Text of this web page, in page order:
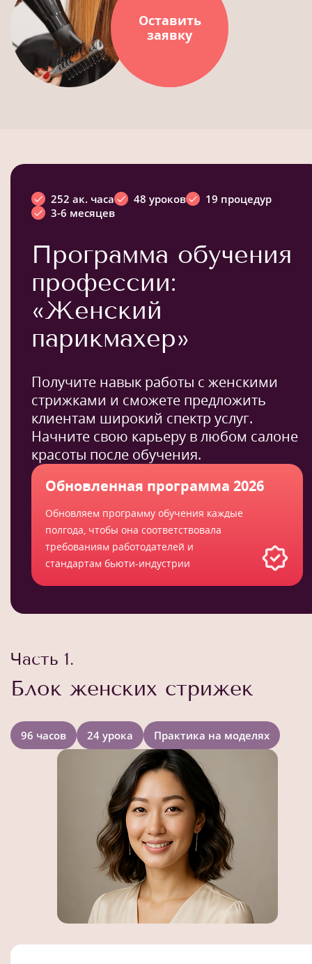
Оставить
заявку
252 ак. часа 48 уроков
19 процедур
3-6 месяцев
Программа обучения
профессии:
«Женский
парикмахер»
Получите навык работы с женскими
стрижками и сможете предложить
клиентам широкий спектр услуг.
Начните свою карьеру в любом салоне
красоты после обучения.
Обновленная программа 2026
Обновляем программу обучения каждые
полгода, чтобы она соответствовала
требованиям работодателей и
стандартам бьюти-индустрии
Часть 1.
Блок женских стрижек
96 часов 24 урока Практика на моделях